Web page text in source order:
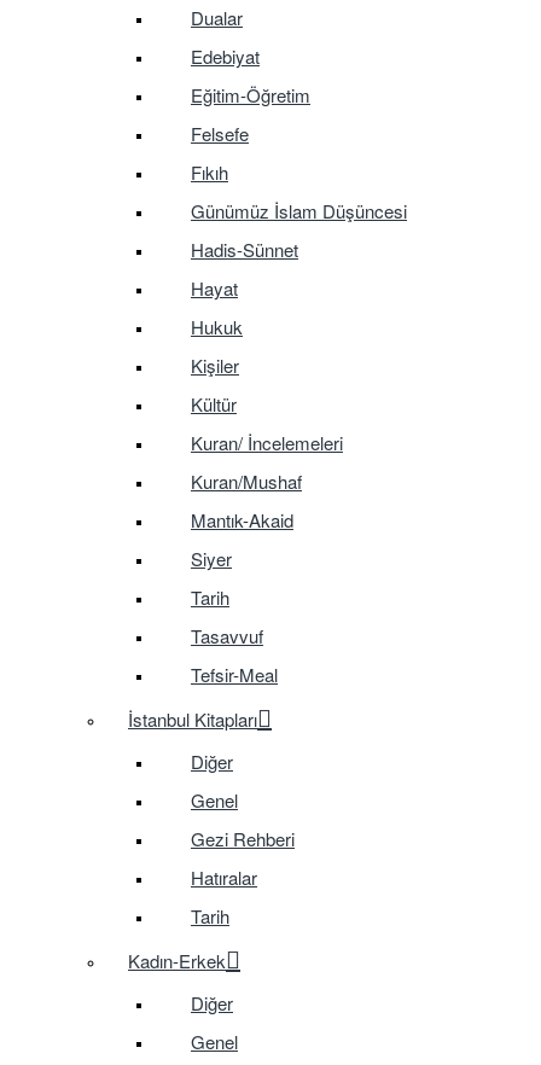
Dualar
Edebiyat
Eğitim-Öğretim
Felsefe
Fıkıh
Günümüz İslam Düşüncesi
Hadis-Sünnet
Hayat
Hukuk
Kişiler
Kültür
Kuran/ İncelemeleri
Kuran/Mushaf
Mantık-Akaid
Siyer
Tarih
Tasavvuf
Tefsir-Meal
İstanbul Kitapları
Diğer
Genel
Gezi Rehberi
Hatıralar
Tarih
Kadın-Erkek
Diğer
Genel